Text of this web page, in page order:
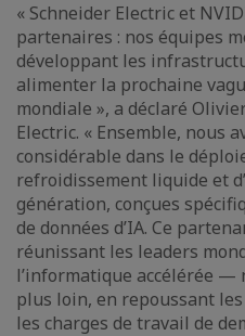
« Schneider Electric et
partenaires : nos équipes
développant les
alimenter la prochaine
mondiale », a déclaré
Electric. « Ensemble, nous
considérable dans le
refroidissement liquide et
génération, conçues
de données d’IA. Ce
réunissant les leaders
l’informatique accélérée —
plus loin, en repoussant
les charges de travail de